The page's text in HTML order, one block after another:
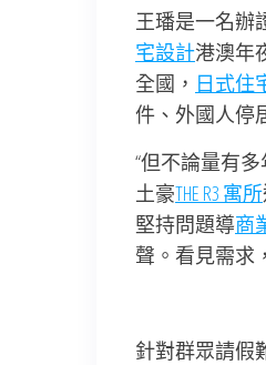
王璠是一名辦
宅設計港澳年
全國， 日式住
件、外國人停
“但不論量有多
土豪THE R3 寓所
堅持問題導商
聲。看見需求
針對群眾請假